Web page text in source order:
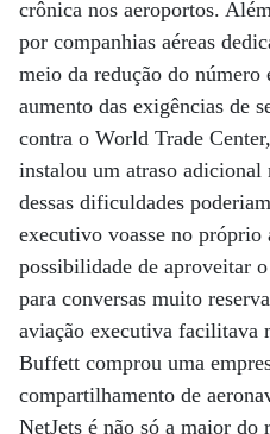
crônica nos aeroportos.
por companhias aéreas
meio da redução do
aumento das exigências de
contra o World Trade
instalou um atraso adicional
dessas dificuldades
executivo voasse no próprio
possibilidade de aproveitar
para conversas muito
aviação executiva facilitava
Buffett comprou uma
compartilhamento de
NetJets é não só a maior do